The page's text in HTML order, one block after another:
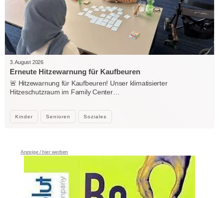
Kinder Senioren Soziales
3. August 2026
Erneute Hitzewarnung für Kaufbeuren
🚨 Hitzewarnung für Kaufbeuren! Unser klimatisierter
Hitzeschutzraum im Family Center…
Anzeige / hier werben